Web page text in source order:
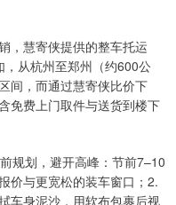
，慧寄侠提供的整车托运
从杭州至郑州（约600公
间，而通过慧寄侠比价下
免费上门取件与送货到楼下
规划，避开高峰：节前7–10
价与更宽松的装车窗口；2.
车身泥沙，用软布包裹后视